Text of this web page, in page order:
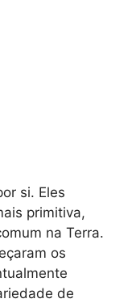
si. Eles
primitiva,
na Terra.
os
de